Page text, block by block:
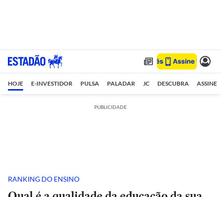
HOJE E-INVESTIDOR PULSA PALADAR JC DESCUBRA ASSINE
PUBLICIDADE
RANKING DO ENSINO